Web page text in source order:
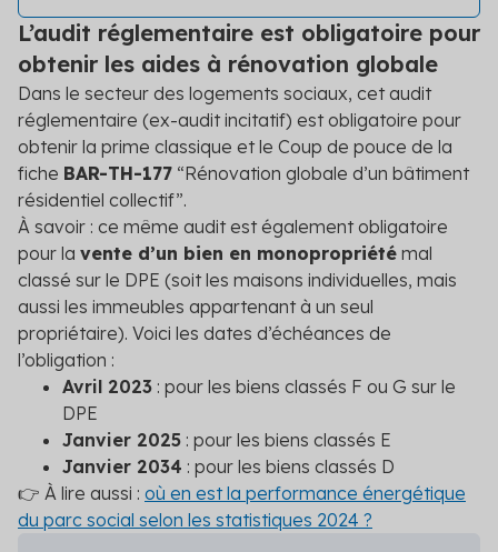
L’audit réglementaire est obligatoire pour
obtenir les aides à rénovation globale
Dans le secteur des logements sociaux, cet audit
réglementaire (ex-audit incitatif) est obligatoire pour
obtenir la prime classique et le Coup de pouce de la
fiche BAR-TH-177 “Rénovation globale d’un bâtiment
résidentiel collectif”.
À savoir : ce même audit est également obligatoire
pour la vente d’un bien en monopropriété mal
classé sur le DPE (soit les maisons individuelles, mais
aussi les immeubles appartenant à un seul
propriétaire). Voici les dates d’échéances de
l’obligation :
Avril 2023 : pour les biens classés F ou G sur le
DPE
Janvier 2025 : pour les biens classés E
Janvier 2034 : pour les biens classés D
👉 À lire aussi : où en est la performance énergétique
du parc social selon les statistiques 2024 ?